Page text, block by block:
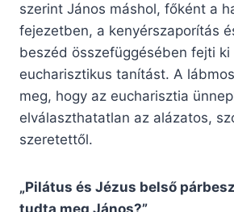
szerint János máshol, főként a
fejezetben, a kenyérszaporítás
beszéd összefüggésében fejti ki
eucharisztikus tanítást. A
meg, hogy az eucharisztia
elválaszthatatlan az alázatos,
szeretettől.
„Pilátus és Jézus belső